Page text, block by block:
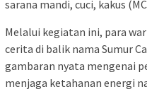
sarana mandi, cuci, kakus
Melalui kegiatan ini, para
cerita di balik nama Sumur
gambaran nyata mengenai
menjaga ketahanan energi